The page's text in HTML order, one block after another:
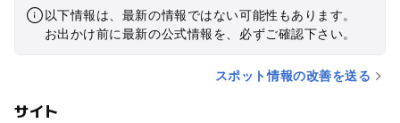
以下情報は、最新の情報ではない可能性もあります。
お出かけ前に最新の公式情報を、必ずご確認下さい。
スポット情報の改善を送る
サイト